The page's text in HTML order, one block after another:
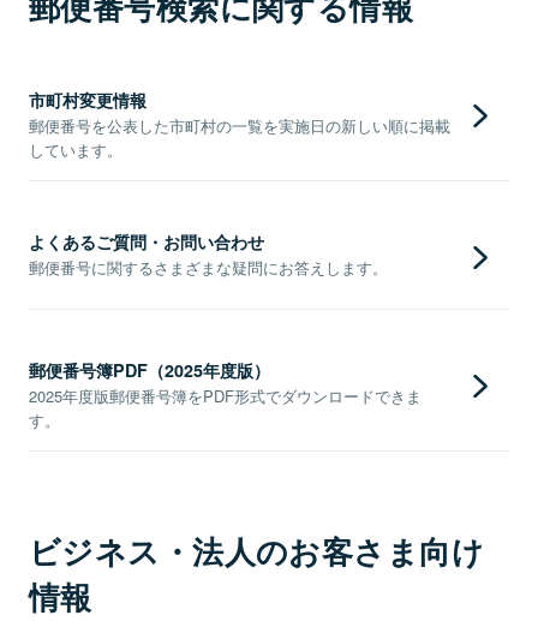
市町村変更情報
郵便番号を公表した市町村の一覧を実施日の新しい順に掲載
しています。
よくあるご質問・お問い合わせ
郵便番号に関するさまざまな疑問にお答えします。
郵便番号簿PDF（2025年度版）
2025年度版郵便番号簿をPDF形式でダウンロードできま
す。
ビジネス・法人のお客さま向け
情報